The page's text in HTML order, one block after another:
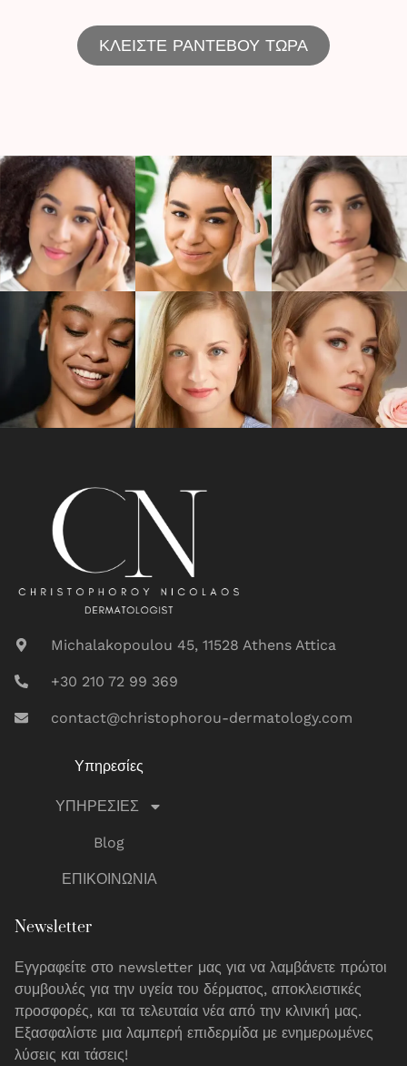
ΚΛΕΙΣΤΕ ΡΑΝΤΕΒΟΥ ΤΩΡΑ
Michalakopoulou 45, 11528 Athens Attica
+30 210 72 99 369
contact@christophorou-dermatology.com
Υπηρεσίες
ΥΠΗΡΕΣΙΕΣ
Blog
ΕΠΙΚΟΙΝΩΝΙΑ
Newsletter
Εγγραφείτε στο newsletter μας για να λαμβάνετε πρώτοι
συμβουλές για την υγεία του δέρματος, αποκλειστικές
προσφορές, και τα τελευταία νέα από την κλινική μας.
Εξασφαλίστε μια λαμπερή επιδερμίδα με ενημερωμένες
λύσεις και τάσεις!